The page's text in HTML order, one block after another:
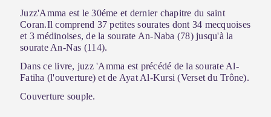
Juzz'Amma est le 30éme et dernier chapitre du saint
Coran.Il comprend 37 petites sourates dont 34 mecquoises
et 3 médinoises, de la sourate An-Naba (78) jusqu'à la
sourate An-Nas (114).
Dans ce livre, juzz 'Amma est précédé de la sourate Al-
Fatiha (l'ouverture) et de Ayat Al-Kursi (Verset du Trône).
Couverture souple.